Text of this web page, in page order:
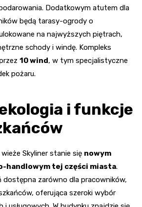
Dodatkowym atutem dla
będą tarasy-ogrody o
na najwyższych piętrach,
schody i windę. Kompleks
10 wind , w tym specjalistyczne
pożaru.
i funkcje
wieże Skyliner stanie się nowym
handlowym tej części miasta.
dostępna zarówno dla pracowników,
oferująca szeroki wybór